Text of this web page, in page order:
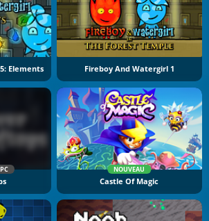
Elements Fireboy And Watergirl 1
NOUVEAU
Castle Of Magic